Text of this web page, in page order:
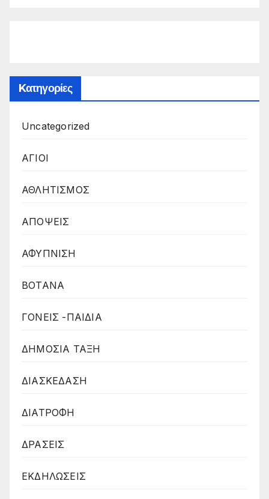
Kατηγορίες
Uncategorized
ΑΓΙΟΙ
ΑΘΛΗΤΙΣΜΟΣ
ΑΠΟΨΕΙΣ
ΑΦΥΠΝΙΣΗ
ΒΟΤΑΝΑ
ΓΟΝΕΙΣ -ΠΑΙΔΙΑ
ΔΗΜΟΣΙΑ ΤΑΞΗ
ΔΙΑΣΚΕΔΑΣΗ
ΔΙΑΤΡΟΦΗ
ΔΡΑΣΕΙΣ
ΕΚΔΗΛΩΣΕΙΣ